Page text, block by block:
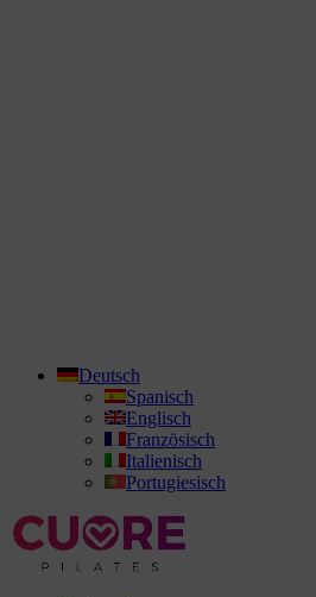
Deutsch
Spanisch
Englisch
Französisch
Italienisch
Portugiesisch